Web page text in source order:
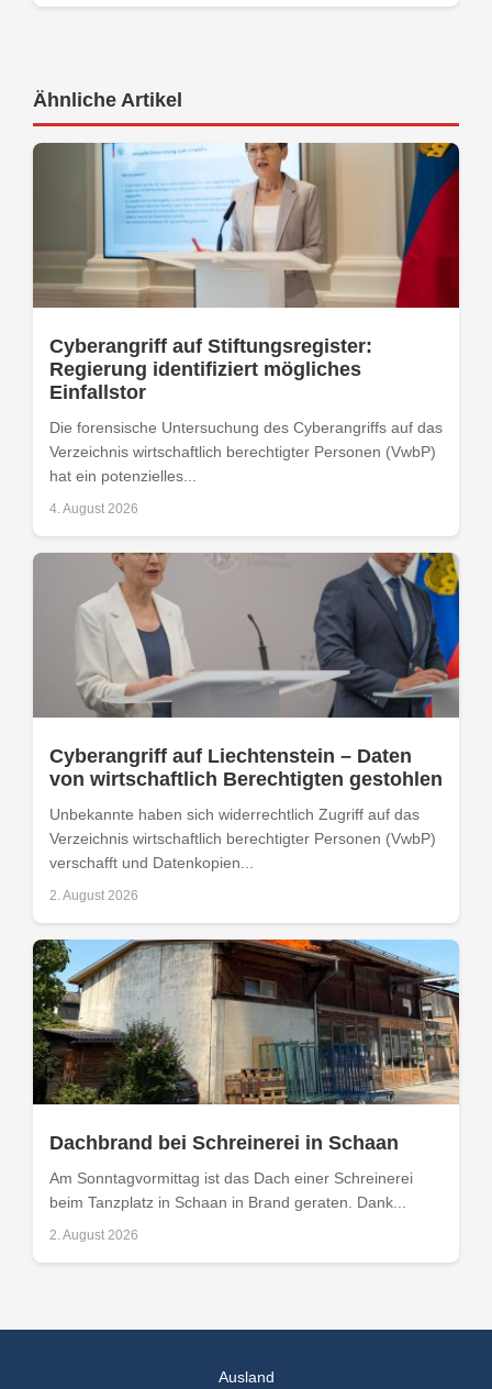
Ähnliche Artikel
Cyberangriff auf Stiftungsregister:
Regierung identifiziert mögliches
Einfallstor
Die forensische Untersuchung des Cyberangriffs auf das
Verzeichnis wirtschaftlich berechtigter Personen (VwbP)
hat ein potenzielles...
4. August 2026
Cyberangriff auf Liechtenstein – Daten
von wirtschaftlich Berechtigten gestohlen
Unbekannte haben sich widerrechtlich Zugriff auf das
Verzeichnis wirtschaftlich berechtigter Personen (VwbP)
verschafft und Datenkopien...
2. August 2026
Dachbrand bei Schreinerei in Schaan
Am Sonntagvormittag ist das Dach einer Schreinerei
beim Tanzplatz in Schaan in Brand geraten. Dank...
2. August 2026
Ausland